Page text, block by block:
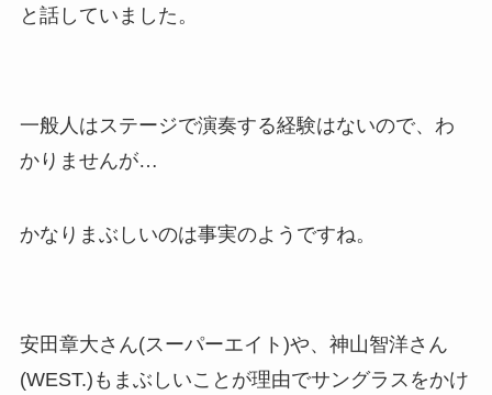
と話していました。
一般人はステージで演奏する経験はないので、わ
かりませんが…
かなりまぶしいのは事実のようですね。
安田章大さん(スーパーエイト)や、神山智洋さん
(WEST.)もまぶしいことが理由でサングラスをかけ